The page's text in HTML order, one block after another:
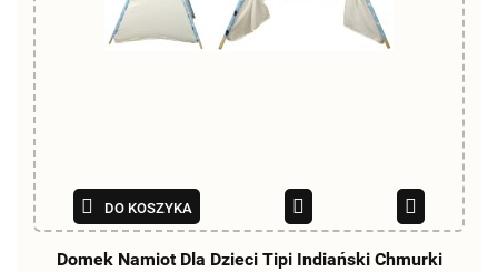
DO KOSZYKA
Domek Namiot Dla Dzieci Tipi Indiański Chmurki